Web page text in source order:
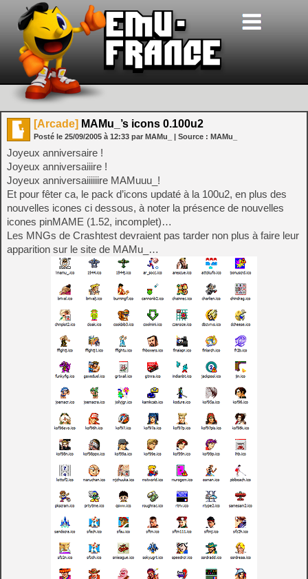
[Arcade] MAMu_’s icons 0.100u2
Posté le 25/09/2005 à 12:33 par MAMu_ | Source : MAMu_
Joyeux anniversaire !
Joyeux anniversaiiire !
Joyeux anniversaiiiiiire MAMuuu_!
Et pour fêter ca, le pack d’icons updaté à la 100u2, en plus des
nouvelles icones ci dessous, à noter la présence de nouvelles
icones pinMAME (1.52, incomplet)…
Les MNGs de Crashtest devraient pas tarder non plus à faire leur
apparition sur le site de MAMu_…